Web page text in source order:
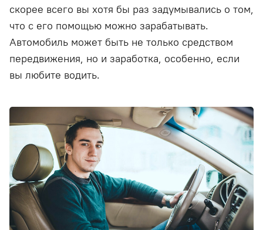
скорее всего вы хотя бы раз задумывались о том,
что с его помощью можно зарабатывать.
Автомобиль может быть не только средством
передвижения, но и заработка, особенно, если
вы любите водить.